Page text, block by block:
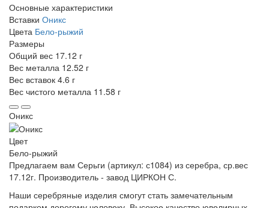
Основные характеристики
Вставки Оникс
Цвета Бело-рыжий
Размеры
Общий вес 17.12 г
Вес металла 12.52 г
Вес вставок 4.6 г
Вес чистого металла 11.58 г
Оникс
Цвет
Бело-рыжий
Предлагаем вам Серьги (артикул: с1084) из серебра, ср.вес
17.12г. Производитель - завод ЦИРКОН С.
Наши серебряные изделия смогут стать замечательным